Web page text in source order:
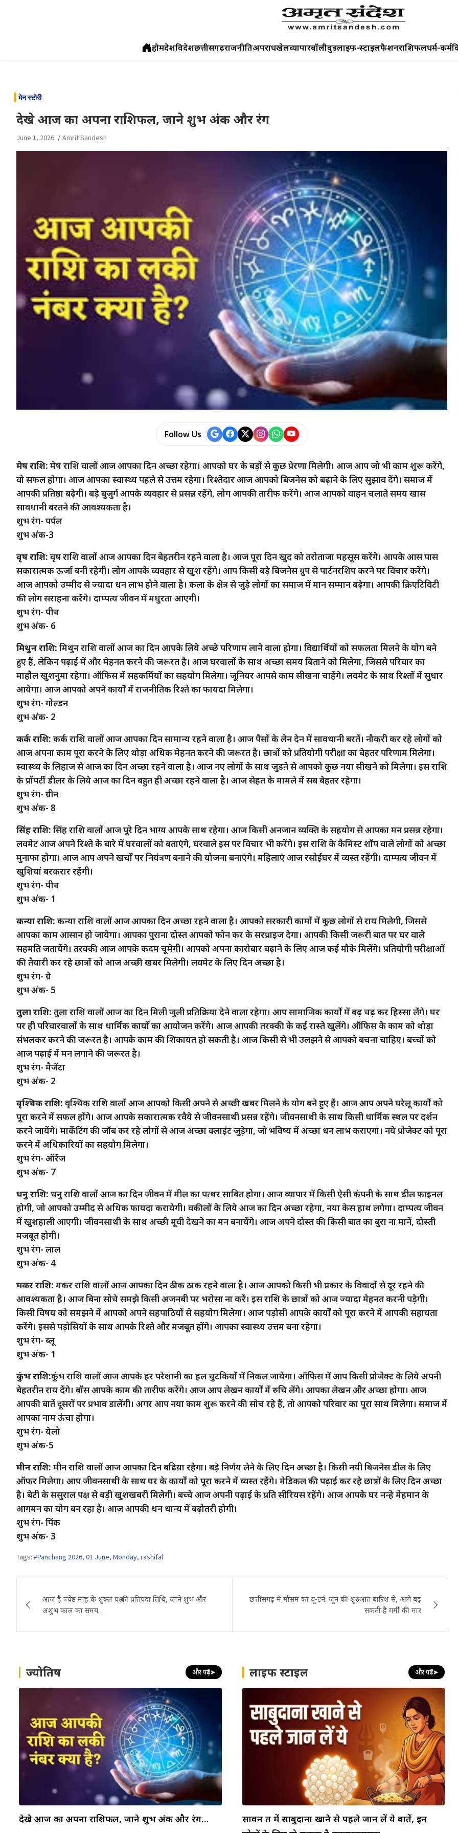
content
होमदेशविदेशछत्तीसगढ़राजनीतिअपराधखेलव्यापारबॉलीवुडलाइफ-स्टाइलफैशनराशिफलधर्म-कर्म
मेन स्टोरी
देखे आज का अपना राशिफल, जाने शुभ अंक और रंग
June 1, 2026 Amrit Sandesh
Follow Us
मेष राशि: मेष राशि वालों आज आपका दिन अच्छा रहेगा। आपको घर के बड़ों से कुछ प्रेरणा मिलेगी। आज आप जो भी काम शुरू करेंगे,
वो सफल होगा। आज आपका स्वास्थ्य पहले से उत्तम रहेगा। रिश्तेदार आज आपको बिजनेस को बढ़ाने के लिए सुझाव देंगे। समाज में
आपकी प्रतिष्ठा बढ़ेगी। बड़े बुजुर्ग आपके व्यवहार से प्रसन्न रहेंगे, लोग आपकी तारीफ करेंगे। आज आपको वाहन चलाते समय खास
सावधानी बरतने की आवश्यकता है।
शुभ रंग- पर्पल
शुभ अंक-3
वृष राशि: वृष राशि वालों आज आपका दिन बेहतरीन रहने वाला है। आज पूरा दिन खुद को तरोताजा महसूस करेंगे। आपके आस पास
सकारात्मक ऊर्जा बनी रहेगी। लोग आपके व्यवहार से खुश रहेंगे। आप किसी बड़े बिजनेस ग्रुप से पार्टनरशिप करने पर विचार करेंगे।
आज आपको उम्मीद से ज्यादा धन लाभ होने वाला है। कला के क्षेत्र से जुड़े लोगों का समाज में मान सम्मान बढ़ेगा। आपकी क्रिएटिविटी
की लोग सराहना करेंगे। दाम्पत्य जीवन में मधुरता आएगी।
शुभ रंग- पीच
शुभ अंक- 6
मिथुन राशि: मिथुन राशि वालों आज का दिन आपके लिये अच्छे परिणाम लाने वाला होगा। विद्यार्थियों को सफलता मिलने के योग बने
हुए हैं, लेकिन पढ़ाई में और मेहनत करने की जरूरत है। आज घरवालों के साथ अच्छा समय बिताने को मिलेगा, जिससे परिवार का
माहौल खुशनुमा रहेगा। ऑफिस में सहकर्मियों का सहयोग मिलेगा। जूनियर आपसे काम सीखना चाहेंगे। लवमेट के साथ रिश्तों में सुधार
आयेगा। आज आपको अपने कार्यों में राजनीतिक रिश्ते का फायदा मिलेगा।
शुभ रंग- गोल्डन
शुभ अंक- 2
कर्क राशि: कर्क राशि वालों आज आपका दिन सामान्य रहने वाला है। आज पैसों के लेन देन में सावधानी बरतें। नौकरी कर रहे लोगों को
आज अपना काम पूरा करने के लिए थोड़ा अधिक मेहनत करने की जरूरत है। छात्रों को प्रतियोगी परीक्षा का बेहतर परिणाम मिलेगा।
स्वास्थ्य के लिहाज से आज का दिन अच्छा रहने वाला है। आज नए लोगों के साथ जुडऩे से आपको कुछ नया सीखने को मिलेगा। इस राशि
के प्रॉपर्टी डीलर के लिये आज का दिन बहुत ही अच्छा रहने वाला है। आज सेहत के मामले में सब बेहतर रहेगा।
शुभ रंग- ग्रीन
शुभ अंक- 8
सिंह राशि: सिंह राशि वालों आज पूरे दिन भाग्य आपके साथ रहेगा। आज किसी अनजान व्यक्ति के सहयोग से आपका मन प्रसन्न रहेगा।
लवमेट आज अपने रिश्ते के बारे में घरवालों को बताएंगे, घरवाले इस पर विचार भी करेंगे। इस राशि के कैमिस्ट शॉप वाले लोगों को अच्छा
मुनाफा होगा। आज आप अपने खर्चों पर नियंत्रण बनाने की योजना बनाएंगे। महिलाएं आज रसोईघर में व्यस्त रहेंगी। दाम्पत्य जीवन में
खुशियां बरकरार रहेंगी।
शुभ रंग- पीच
शुभ अंक- 1
कन्या राशि: कन्या राशि वालों आज आपका दिन अच्छा रहने वाला है। आपको सरकारी कामों में कुछ लोगों से राय मिलेगी, जिससे
आपका काम आसान हो जायेगा। आपका पुराना दोस्त आपको फोन कर के सरप्राइज देगा। आपकी किसी जरूरी बात पर घर वाले
सहमति जतायेंगे। तरक्की आज आपके कदम चूमेगी। आपको अपना कारोबार बढ़ाने के लिए आज कई मौके मिलेंगे। प्रतियोगी परीक्षाओं
की तैयारी कर रहे छात्रों को आज अच्छी खबर मिलेगी। लवमेट के लिए दिन अच्छा है।
शुभ रंग- ग्रे
शुभ अंक- 5
तुला राशि: तुला राशि वालों आज का दिन मिली जुली प्रतिक्रिया देने वाला रहेगा। आप सामाजिक कार्यों में बढ़ चढ़ कर हिस्सा लेंगे। घर
पर ही परिवारवालों के साथ धार्मिक कार्यों का आयोजन करेंगे। आज आपकी तरक्की के कई रास्ते खुलेंगे। ऑफिस के काम को थोड़ा
संभलकर करने की जरूरत है। आपके काम की शिकायत हो सकती है। आज किसी से भी उलझने से आपको बचना चाहिए। बच्चों को
आज पढ़ाई में मन लगाने की जरूरत है।
शुभ रंग- मैजेंटा
शुभ अंक- 2
वृश्चिक राशि: वृश्चिक राशि वालों आज आपको किसी अपने से अच्छी खबर मिलने के योग बने हुए हैं। आज आप अपने घरेलू कार्यों को
पूरा करने में सफल होंगे। आज आपके सकारात्मक रवैये से जीवनसाथी प्रसन्न रहेंगे। जीवनसाथी के साथ किसी धार्मिक स्थल पर दर्शन
करने जायेंगे। मार्केटिंग की जॉब कर रहे लोगों से आज अच्छा क्लाइंट जुड़ेगा, जो भविष्य में अच्छा धन लाभ कराएगा। नये प्रोजेक्ट को पूरा
करने में अधिकारियों का सहयोग मिलेगा।
शुभ रंग- ऑरेंज
शुभ अंक- 7
धनु राशि: धनु राशि वालों आज का दिन जीवन में मील का पत्थर साबित होगा। आज व्यापार में किसी ऐसी कंपनी के साथ डील फाइनल
होगी, जो आपको उम्मीद से अधिक फायदा करायेगी। वकीलों के लिये आज का दिन अच्छा रहेगा, नया केस हाथ लगेगा। दाम्पत्य जीवन
में खुशहाली आएगी। जीवनसाथी के साथ अच्छी मूवी देखने का मन बनायेंगे। आज अपने दोस्त की किसी बात का बुरा ना मानें, दोस्ती
मजबूत होगी।
शुभ रंग- लाल
शुभ अंक- 4
मकर राशि: मकर राशि वालों आज आपका दिन ठीक ठाक रहने वाला है। आज आपको किसी भी प्रकार के विवादों से दूर रहने की
आवश्यकता है। आज बिना सोचे समझे किसी अजनबी पर भरोसा ना करें। इस राशि के छात्रों को आज ज्यादा मेहनत करनी पड़ेगी।
किसी विषय को समझने में आपको अपने सहपाठियों से सहयोग मिलेगा। आज पड़ोसी आपके कार्यों को पूरा करने में आपकी सहायता
करेंगे। इससे पड़ोसियों के साथ आपके रिश्ते और मजबूत होंगे। आपका स्वास्थ्य उत्तम बना रहेगा।
शुभ रंग- ब्लू
शुभ अंक- 1
कुंभ राशि:कुंभ राशि वालों आज आपके हर परेशानी का हल चुटकियों में निकल जायेगा। ऑफिस में आप किसी प्रोजेक्ट के लिये अपनी
बेहतरीन राय देंगे। बॉस आपके काम की तारीफ करेंगे। आज आप लेखन कार्यों में रुचि लेंगे। आपका लेखन और अच्छा होगा। आज
आपकी बातें दूसरों पर प्रभाव डालेंगी। अगर आप नया काम शुरू करने की सोच रहे हैं, तो आपको परिवार का पूरा साथ मिलेगा। समाज में
आपका नाम ऊंचा होगा।
शुभ रंग- येलो
शुभ अंक-5
मीन राशि: मीन राशि वालों आज आपका दिन बढिय़ा रहेगा। बड़े निर्णय लेने के लिए दिन अच्छा है। किसी नयी बिजनेस डील के लिए
ऑफर मिलेगा। आप जीवनसाथी के साथ घर के कार्यों को पूरा करने में व्यस्त रहेंगे। मेडिकल की पढ़ाई कर रहे छात्रों के लिए दिन अच्छा
है। बेटी के ससुराल पक्ष से बड़ी खुशखबरी मिलेगी। बच्चे आज अपनी पढ़़ाई के प्रति सीरियस रहेंगे। आज आपके घर नन्हे मेहमान के
आगमन का योग बन रहा है। आज आपकी धन धान्य में बढ़ोतरी होगी।
शुभ रंग- पिंक
शुभ अंक- 3
Tags: #Panchang 2026, 01 June, Monday, rashifal
navigation
आज है ज्येष्ठ माह के शुक्ल पक्ष की प्रतिपदा तिथि, जाने शुभ और
अशुभ काल का समय…
छत्तीसगढ़ में मौसम का यू-टर्न: जून की शुरुआत बारिश से, आगे बढ़
सकती है गर्मी की मार
ज्योतिष और पढ़ें➤
देखे आज का अपना राशिफल, जाने शुभ अंक और रंग…
लाइफ स्टाइल और पढ़ें➤
सावन व्रत में साबुदाना खाने से पहले जान लें ये बातें, इन